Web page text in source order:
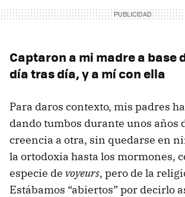
Captaron a mi madre a base
día tras día, y a mí con ella
Para daros contexto, mis padres
dando tumbos durante unos años
creencia a otra, sin quedarse en
la ortodoxia hasta los mormones,
especie de voyeurs, pero de la
Estábamos “abiertos” por decirlo